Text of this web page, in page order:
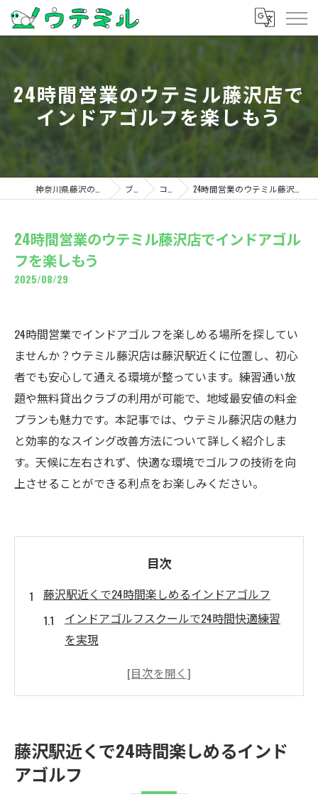
24時間営業のウテミル藤沢店で
インドアゴルフを楽しもう
ブログ コラム 24時間営業のウテミル藤沢店でインドアゴルフを楽しもう
24時間営業のウテミル藤沢店でインドアゴル
フを楽しもう
2025/08/29
24時間営業でインドアゴルフを楽しめる場所を探してい
ませんか？ウテミル藤沢店は藤沢駅近くに位置し、初心
者でも安心して通える環境が整っています。練習通い放
題や無料貸出クラブの利用が可能で、地域最安値の料金
プランも魅力です。本記事では、ウテミル藤沢店の魅力
と効率的なスイング改善方法について詳しく紹介しま
す。天候に左右されず、快適な環境でゴルフの技術を向
上させることができる利点をお楽しみください。
目次
藤沢駅近くで24時間楽しめるインドアゴルフ
インドアゴルフスクールで24時間快適練習
を実現
インドアゴルフスクールなら天候に左右さ
れない利便性
仕事帰りも通えるインドアゴルフスクール
の活用術
インドアゴルフスクールで健康維持と運動
藤沢駅近くで24時間楽しめるインド
アゴルフ